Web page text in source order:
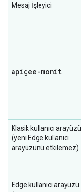
Mesaj İşleyici
apigee-monit
Klasik kullanıcı arayüzü
(yeni Edge kullanıcı
arayüzünü etkilemez)
Edge kullanıcı arayüzü